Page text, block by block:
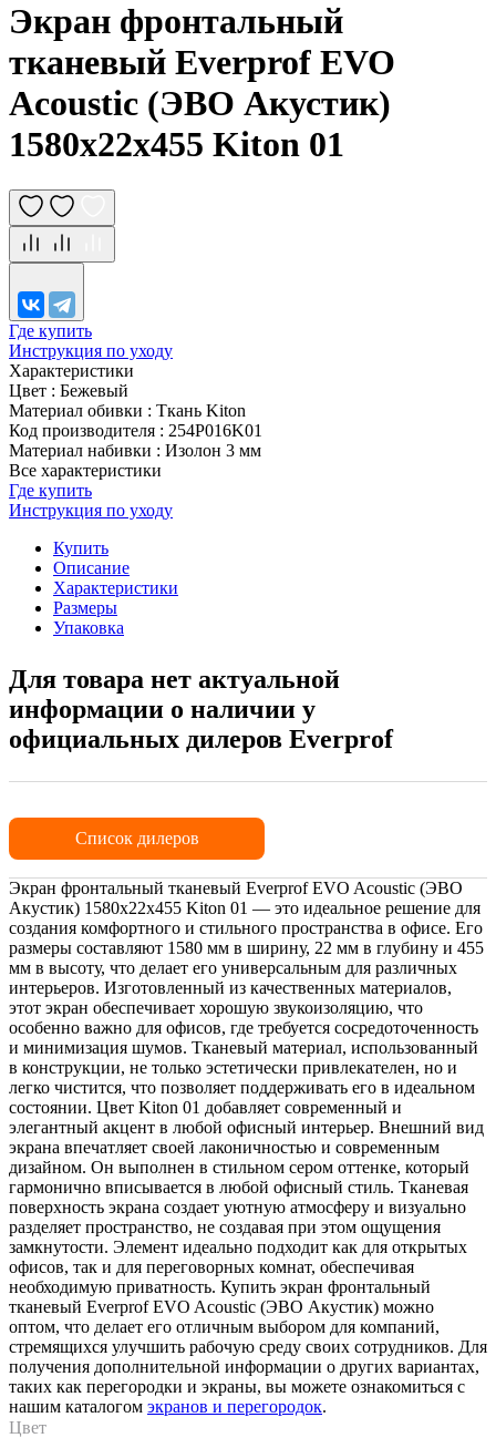
Экран фронтальный
тканевый Everprof EVO
Acoustic (ЭВО Акустик)
1580х22x455 Kiton 01
Где купить
Инструкция по уходу
Характеристики
Цвет : Бежевый
Материал обивки : Ткань Kiton
Код производителя : 254P016K01
Материал набивки : Изолон 3 мм
Все характеристики
Где купить
Инструкция по уходу
Купить
Описание
Характеристики
Размеры
Упаковка
Для товара нет актуальной
информации о наличии у
официальных дилеров Everprof
Список дилеров
Экран фронтальный тканевый Everprof EVO Acoustic (ЭВО
Акустик) 1580х22x455 Kiton 01 — это идеальное решение для
создания комфортного и стильного пространства в офисе. Его
размеры составляют 1580 мм в ширину, 22 мм в глубину и 455
мм в высоту, что делает его универсальным для различных
интерьеров. Изготовленный из качественных материалов,
этот экран обеспечивает хорошую звукоизоляцию, что
особенно важно для офисов, где требуется сосредоточенность
и минимизация шумов. Тканевый материал, использованный
в конструкции, не только эстетически привлекателен, но и
легко чистится, что позволяет поддерживать его в идеальном
состоянии. Цвет Kiton 01 добавляет современный и
элегантный акцент в любой офисный интерьер. Внешний вид
экрана впечатляет своей лаконичностью и современным
дизайном. Он выполнен в стильном сером оттенке, который
гармонично вписывается в любой офисный стиль. Тканевая
поверхность экрана создает уютную атмосферу и визуально
разделяет пространство, не создавая при этом ощущения
замкнутости. Элемент идеально подходит как для открытых
офисов, так и для переговорных комнат, обеспечивая
необходимую приватность. Купить экран фронтальный
тканевый Everprof EVO Acoustic (ЭВО Акустик) можно
оптом, что делает его отличным выбором для компаний,
стремящихся улучшить рабочую среду своих сотрудников. Для
получения дополнительной информации о других вариантах,
таких как перегородки и экраны, вы можете ознакомиться с
нашим каталогом экранов и перегородок.
Цвет